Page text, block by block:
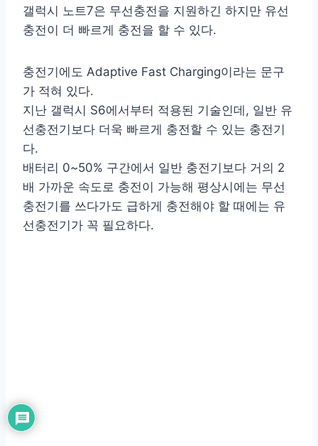
갤럭시 노트7은 무선충전을 지원하긴 하지만 유선
충전이 더 빠르게 충전을 할 수 있다.
충전기에도 Adaptive Fast Charging이라는 문구
가 적혀 있다.
지난 갤럭시 S6에서부터 적용된 기술인데, 일반 유
선충전기보다 더욱 빠르게 충전할 수 있는 충전기
다.
배터리 0~50% 구간에서 일반 충전기보다 거의 2
배 가까운 속도로 충전이 가능해 평상시에는 무선
충전기를 쓰다가도 급하게 충전해야 할 때에는 유
선충전기가 꼭 필요하다.